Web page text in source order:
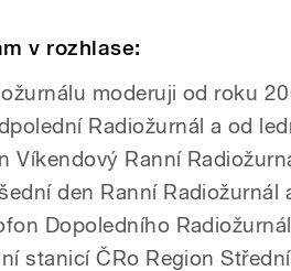
v rozhlase:
moderuji od roku
Radiožurnál a od
Víkendový Ranní
den Ranní
Dopoledního
stanicí ČRo Region